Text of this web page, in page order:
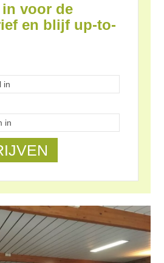
voor de
en blijf up-to-